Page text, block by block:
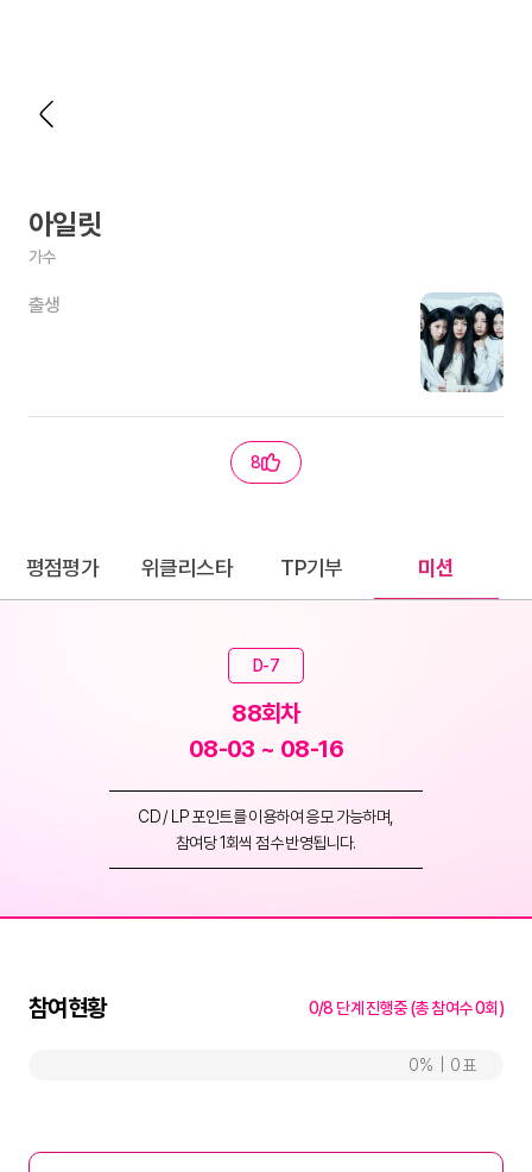
아일릿
가수
출생
8
평점평가 위클리스타 TP기부 미션
D-7
88회차
08-03 ~ 08-16
CD / LP 포인트를 이용하여 응모 가능하며,
참여당 1회씩 점수 반영됩니다.
참여현황 0/8 단계 진행중 (총 참여수 0회)
0 0